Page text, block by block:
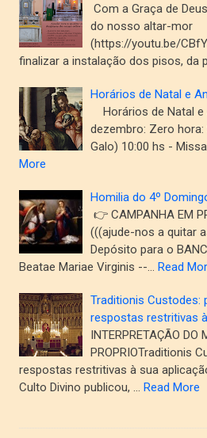
Com a Graça de
do nosso altar-mor
(https://youtu.be/
finalizar a instalação dos pisos, da
Horários de Natal e
Horários de Natal
dezembro: Zero
Galo) 10:00 hs -
More
Homilia do 4º
👉 CAMPANHA EM
(((ajude-nos a quitar
Depósito para o
Beatae Mariae Virginis --… Read
Traditionis Custodes:
respostas restritivas
INTERPRETAÇÃO DO
PROPRIOTraditionis
respostas restritivas à sua
Culto Divino publicou, … Read More